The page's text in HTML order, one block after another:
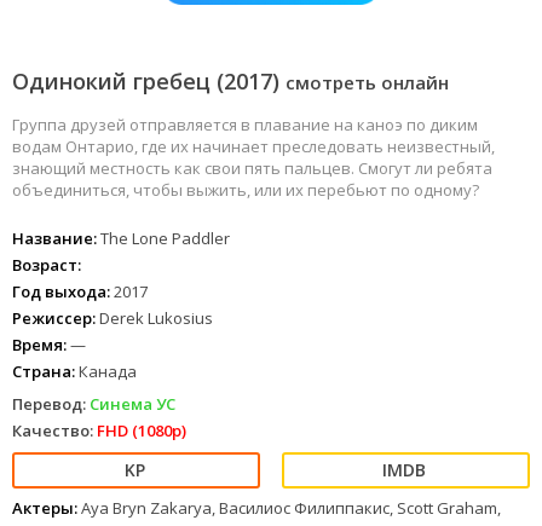
Одинокий гребец (2017) смотреть онлайн
Группа друзей отправляется в плавание на каноэ по диким
водам Онтарио, где их начинает преследовать неизвестный,
знающий местность как свои пять пальцев. Смогут ли ребята
объединиться, чтобы выжить, или их перебьют по одному?
Название:The Lone Paddler
Возраст:
Год выхода:2017
Режиссер:Derek Lukosius
Время:—
Страна:Канада
Перевод: Синема УС
Качество: FHD (1080p)
Актеры:Aya Bryn Zakarya, Василиос Филиппакис, Scott Graham,